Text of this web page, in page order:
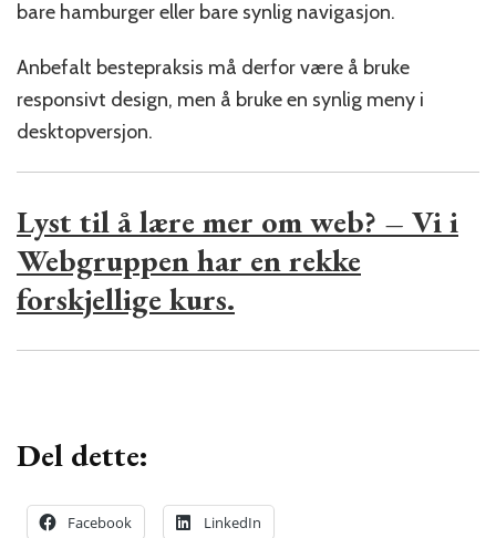
bare hamburger eller bare synlig navigasjon.
Anbefalt bestepraksis må derfor være å bruke
responsivt design, men å bruke en synlig meny i
desktopversjon.
Lyst til å lære mer om web? – Vi i
Webgruppen har en rekke
forskjellige kurs.
Del dette:
Facebook LinkedIn